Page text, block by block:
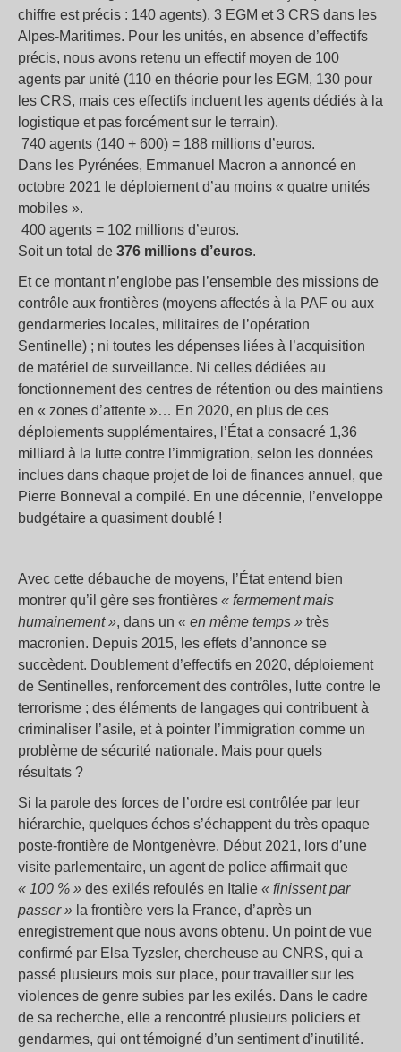
chiffre est précis : 140 agents), 3 EGM et 3 CRS dans les
Alpes-Maritimes. Pour les unités, en absence d’effectifs
précis, nous avons retenu un effectif moyen de 100
agents par unité (110 en théorie pour les EGM, 130 pour
les CRS, mais ces effectifs incluent les agents dédiés à la
logistique et pas forcément sur le terrain).
740 agents (140 + 600) = 188 millions d’euros.
Dans les Pyrénées, Emmanuel Macron a annoncé en
octobre 2021 le déploiement d’au moins « quatre unités
mobiles ».
400 agents = 102 millions d’euros.
Soit un total de 376 millions d’euros.
Et ce montant n’englobe pas l’ensemble des missions de
contrôle aux frontières (moyens affectés à la PAF ou aux
gendarmeries locales, militaires de l’opération
Sentinelle) ; ni toutes les dépenses liées à l’acquisition
de matériel de surveillance. Ni celles dédiées au
fonctionnement des centres de rétention ou des maintiens
en « zones d’attente »… En 2020, en plus de ces
déploiements supplémentaires, l’État a consacré 1,36
milliard à la lutte contre l’immigration, selon les données
inclues dans chaque projet de loi de finances annuel, que
Pierre Bonneval a compilé. En une décennie, l’enveloppe
budgétaire a quasiment doublé !
Avec cette débauche de moyens, l’État entend bien
montrer qu’il gère ses frontières « fermement mais
humainement », dans un « en même temps » très
macronien. Depuis 2015, les effets d’annonce se
succèdent. Doublement d’effectifs en 2020, déploiement
de Sentinelles, renforcement des contrôles, lutte contre le
terrorisme ; des éléments de langages qui contribuent à
criminaliser l’asile, et à pointer l’immigration comme un
problème de sécurité nationale. Mais pour quels
résultats ?
Si la parole des forces de l’ordre est contrôlée par leur
hiérarchie, quelques échos s’échappent du très opaque
poste-frontière de Montgenèvre. Début 2021, lors d’une
visite parlementaire, un agent de police affirmait que
« 100 % » des exilés refoulés en Italie « finissent par
passer » la frontière vers la France, d’après un
enregistrement que nous avons obtenu. Un point de vue
confirmé par Elsa Tyzsler, chercheuse au CNRS, qui a
passé plusieurs mois sur place, pour travailler sur les
violences de genre subies par les exilés. Dans le cadre
de sa recherche, elle a rencontré plusieurs policiers et
gendarmes, qui ont témoigné d’un sentiment d’inutilité.